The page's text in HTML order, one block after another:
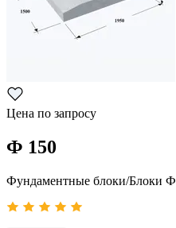
Цена по запросу
Ф 150
Фундаментные блоки/Блоки Ф